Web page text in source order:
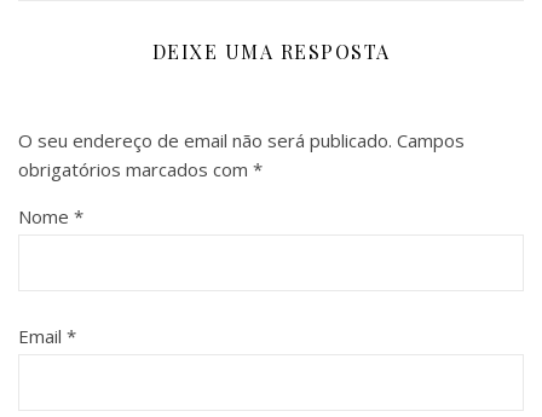
DEIXE UMA RESPOSTA
O seu endereço de email não será publicado. Campos
obrigatórios marcados com *
Nome *
Email *